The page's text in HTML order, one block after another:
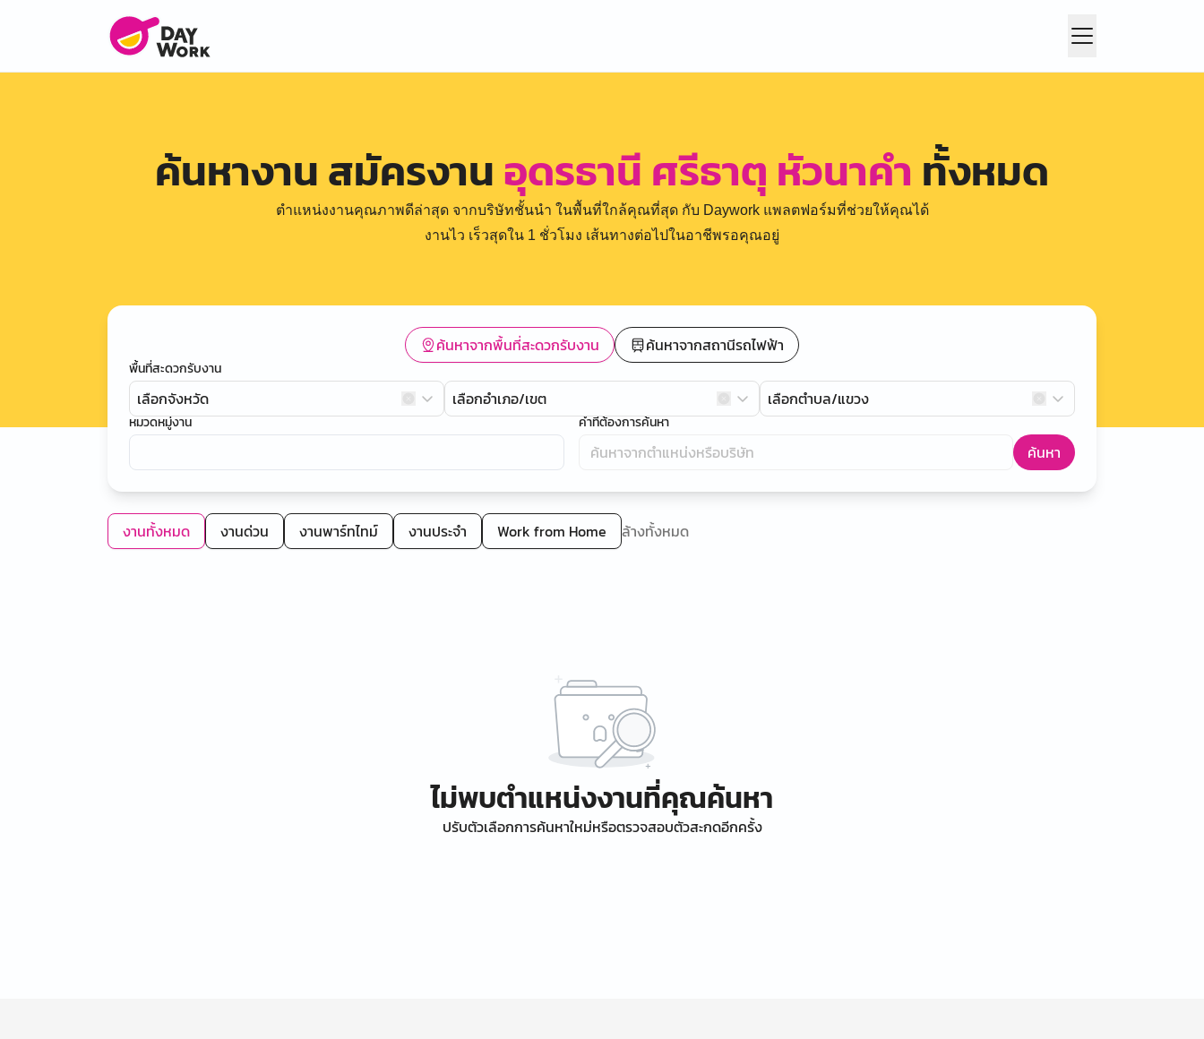
ค้นหางาน สมัครงานอุดรธานี ศรีธาตุ หัวนาคำ ทั้งหมด
ตำแหน่งงานคุณภาพดีล่าสุด จากบริษัทชั้นนำ ในพื้นที่ใกล้คุณที่สุด กับ Daywork แพลตฟอร์มที่ช่วยให้คุณได้
งานไว เร็วสุดใน 1 ชั่วโมง เส้นทางต่อไปในอาชีพรอคุณอยู่
ค้นหาจากพื้นที่สะดวกรับงาน ค้นหาจากสถานีรถไฟฟ้า
พื้นที่สะดวกรับงาน
เลือกจังหวัด เลือกอำเภอ/เขต เลือกตำบล/แขวง
หมวดหมู่งาน คำที่ต้องการค้นหา
ค้นหา
งานทั้งหมด งานด่วน งานพาร์ทไทม์ งานประจำ Work from Home ล้างทั้งหมด
ไม่พบตำแหน่งงานที่คุณค้นหา
ปรับตัวเลือกการค้นหาใหม่หรือตรวจสอบตัวสะกดอีกครั้ง